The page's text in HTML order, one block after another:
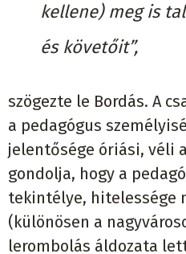
kellene) meg is
és követőit”,
szögezte le Bordás. A
a pedagógus
jelentősége óriási, véli
gondolja, hogy a
tekintélye, hitelessége
(különösen a
lerombolás áldozata